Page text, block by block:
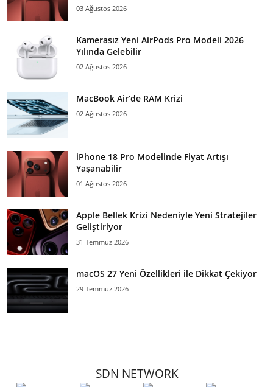
03 Ağustos 2026
Kamerasız Yeni AirPods Pro Modeli 2026
Yılında Gelebilir
02 Ağustos 2026
MacBook Air’de RAM Krizi
02 Ağustos 2026
iPhone 18 Pro Modelinde Fiyat Artışı
Yaşanabilir
01 Ağustos 2026
Apple Bellek Krizi Nedeniyle Yeni Stratejiler
Geliştiriyor
31 Temmuz 2026
macOS 27 Yeni Özellikleri ile Dikkat Çekiyor
29 Temmuz 2026
SDN NETWORK